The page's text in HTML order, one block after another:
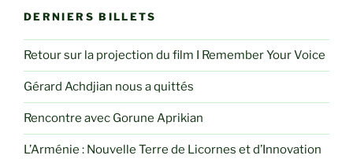
DERNIERS BILLETS
Retour sur la projection du film I Remember Your Voice
Gérard Achdjian nous a quittés
Rencontre avec Gorune Aprikian
L’Arménie : Nouvelle Terre de Licornes et d’Innovation